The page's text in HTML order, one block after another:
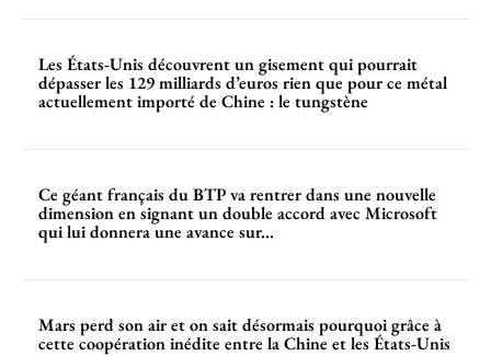
Les États-Unis découvrent un gisement qui pourrait
dépasser les 129 milliards d’euros rien que pour ce métal
actuellement importé de Chine : le tungstène
Ce géant français du BTP va rentrer dans une nouvelle
dimension en signant un double accord avec Microsoft
qui lui donnera une avance sur...
Mars perd son air et on sait désormais pourquoi grâce à
cette coopération inédite entre la Chine et les États-Unis